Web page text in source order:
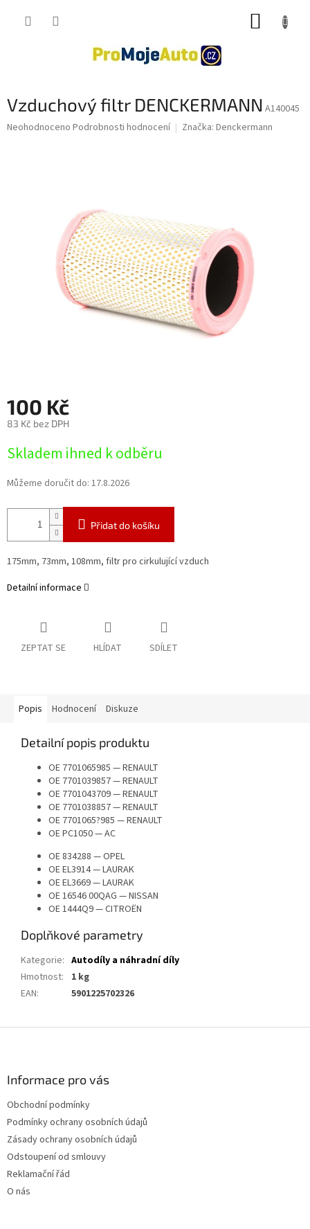
Vzduchový filtr DENCKERMANN A140045
Průměrné
Neohodnoceno Podrobnosti hodnocení Značka: Denckermann
100 Kč
83 Kč bez DPH
cena:
Skladem ihned k odběru
Můžeme doručit do: 17.8.2026
Přidat do košíku
175mm, 73mm, 108mm, filtr pro cirkulující vzduch
Detailní informace
ZEPTAT SE HLÍDAT SDÍLET
Popis Hodnocení Diskuze
Detailní popis produktu
OE 7701065985 — RENAULT
OE 7701039857 — RENAULT
OE 7701043709 — RENAULT
OE 7701038857 — RENAULT
OE 7701065?985 — RENAULT
OE PC1050 — AC
OE 834288 — OPEL
OE EL3914 — LAURAK
OE EL3669 — LAURAK
OE 16546 00QAG — NISSAN
OE 1444Q9 — CITROËN
Doplňkové parametry
Kategorie: Autodíly a náhradní díly
Hmotnost:
1 kg
EAN: 5901225702326
Informace pro vás
Obchodní podmínky
Podmínky ochrany osobních údajů
Zásady ochrany osobních údajů
Odstoupení od smlouvy
Reklamační řád
O nás